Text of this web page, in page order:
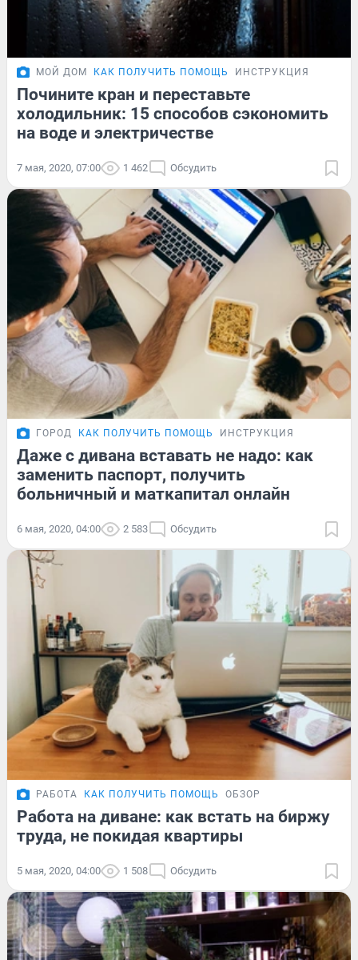
МОЙ ДОМ КАК ПОЛУЧИТЬ ПОМОЩЬ ИНСТРУКЦИЯ
Почините кран и переставьте
холодильник: 15 способов сэкономить
на воде и электричестве
7 мая, 2020, 07:00 1 462 Обсудить
ГОРОД КАК ПОЛУЧИТЬ ПОМОЩЬ ИНСТРУКЦИЯ
Даже с дивана вставать не надо: как
заменить паспорт, получить
больничный и маткапитал онлайн
6 мая, 2020, 04:00 2 583 Обсудить
РАБОТА КАК ПОЛУЧИТЬ ПОМОЩЬ ОБЗОР
Работа на диване: как встать на биржу
труда, не покидая квартиры
5 мая, 2020, 04:00 1 508 Обсудить